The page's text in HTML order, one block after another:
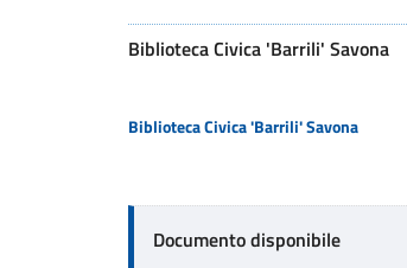
Biblioteca Civica 'Barrili' Savona
Biblioteca Civica 'Barrili' Savona
Documento disponibile